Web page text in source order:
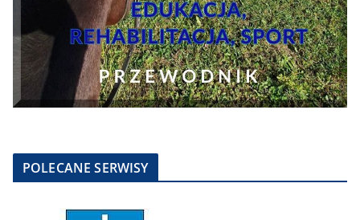
POLECANE SERWISY